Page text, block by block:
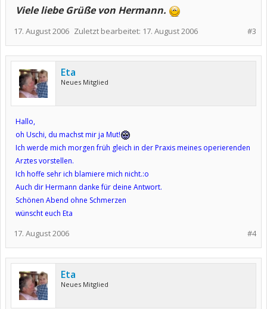
Viele liebe Grüße von Hermann.
#3
17. August 2006 Zuletzt bearbeitet: 17. August 2006
Eta
Neues Mitglied
Hallo,
oh Uschi, du machst mir ja Mut!
Ich werde mich morgen früh gleich in der Praxis meines operierenden
Arztes vorstellen.
Ich hoffe sehr ich blamiere mich nicht.:o
Auch dir Hermann danke für deine Antwort.
Schönen Abend ohne Schmerzen
wünscht euch Eta
#4
17. August 2006
Eta
Neues Mitglied